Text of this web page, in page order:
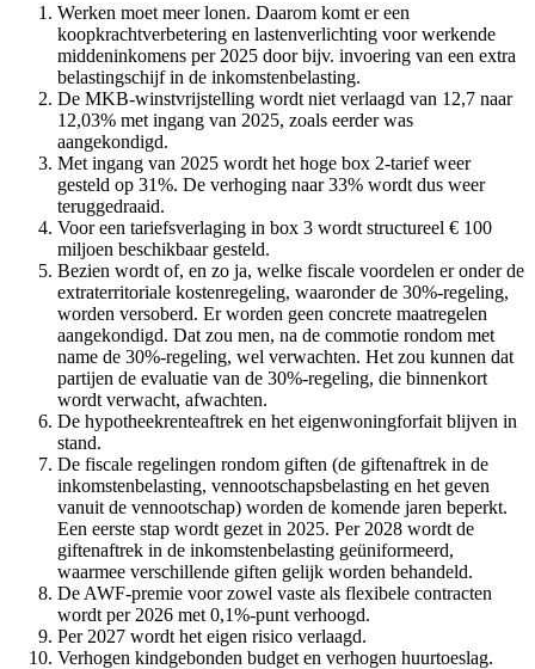
Werken moet meer lonen. Daarom komt er een
koopkrachtverbetering en lastenverlichting voor werkende
middeninkomens per 2025 door bijv. invoering van een extra
belastingschijf in de inkomstenbelasting.
De MKB-winstvrijstelling wordt niet verlaagd van 12,7 naar
12,03% met ingang van 2025, zoals eerder was
aangekondigd.
Met ingang van 2025 wordt het hoge box 2-tarief weer
gesteld op 31%. De verhoging naar 33% wordt dus weer
teruggedraaid.
Voor een tariefsverlaging in box 3 wordt structureel € 100
miljoen beschikbaar gesteld.
Bezien wordt of, en zo ja, welke fiscale voordelen er onder de
extraterritoriale kostenregeling, waaronder de 30%-regeling,
worden versoberd. Er worden geen concrete maatregelen
aangekondigd. Dat zou men, na de commotie rondom met
name de 30%-regeling, wel verwachten. Het zou kunnen dat
partijen de evaluatie van de 30%-regeling, die binnenkort
wordt verwacht, afwachten.
De hypotheekrenteaftrek en het eigenwoningforfait blijven in
stand.
De fiscale regelingen rondom giften (de giftenaftrek in de
inkomstenbelasting, vennootschapsbelasting en het geven
vanuit de vennootschap) worden de komende jaren beperkt.
Een eerste stap wordt gezet in 2025. Per 2028 wordt de
giftenaftrek in de inkomstenbelasting geüniformeerd,
waarmee verschillende giften gelijk worden behandeld.
De AWF-premie voor zowel vaste als flexibele contracten
wordt per 2026 met 0,1%-punt verhoogd.
Per 2027 wordt het eigen risico verlaagd.
Verhogen kindgebonden budget en verhogen huurtoeslag.